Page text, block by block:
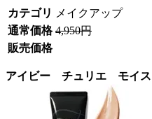
カテゴリ
メイクアップ
通常価格 4,950円
販売価格
アイビー チュリエ モイス